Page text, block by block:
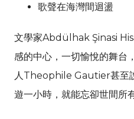
歌聲在海灣間迴盪
文學家Abdülhak Şinasi
感的中心，一切愉悅的舞台
人Theophile Gautier甚至
遊一小時，就能忘卻世間所